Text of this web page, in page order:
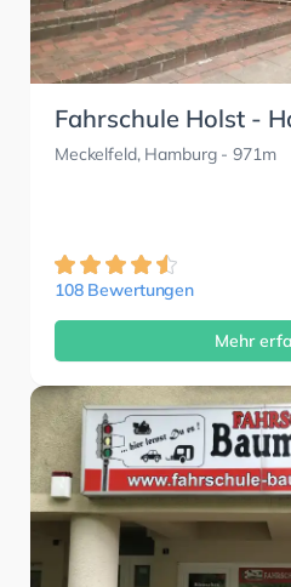
Fahrschule Holst -
Meckelfeld, Hamburg- 971m
108 Bewertungen
Mehr